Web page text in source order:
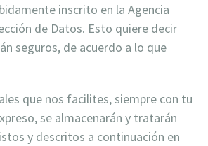
inscrito en la Agencia
de Datos. Esto quiere decir
seguros, de acuerdo a lo que
que nos facilites, siempre con tu
se almacenarán y tratarán
y descritos a continuación en